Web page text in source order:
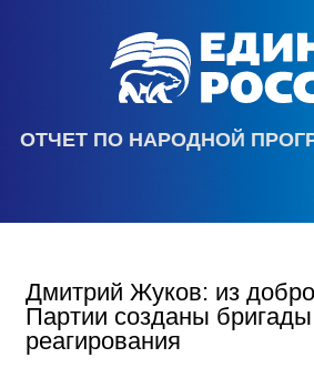
ОТЧЕТ ПО НАРОДНОЙ
Дмитрий Жуков: из
Партии созданы
реагирования